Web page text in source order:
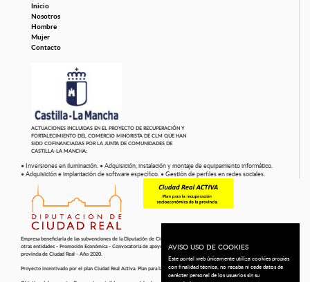
Inicio
Nosotros
Hombre
Mujer
Contacto
ACTUACIONES INCLUIDAS EN EL PROYECTO DE RECUPERACIÓN Y
FORTALECIMIENTO DEL COMERCIO MINORISTA DE CLM QUE HAN
SIDO COFINANCIADAS POR LA JUNTA DE COMUNIDADES DE
CASTILLA-LA MANCHA:
• Inversiones en iluminación. • Adquisición, instalación y montaje de equipamiento informático.
• Adquisición e implantación de software específico. • Gestión de perfiles en redes sociales.
Empresa beneficiaria de las subvenciones de la Diputación de Ciudad Real: Convocatoria de Subvenciones para Empresas y
otras entidades - Promoción Económica - Convocatoria de apoyo a la transformación digital en el mundo empresarial de la
provincia de Ciudad Real - Año 2020.
Proyecto incentivado por el plan Ciudad Real Activa. Plan para la recuperación socioeconómica de la provincia
AVISO USO DE COOKIES
Este portal web únicamente utiliza cookies propias
con finalidad técnica, no recaba ni cede datos de
carácter personal de los usuarios sin su